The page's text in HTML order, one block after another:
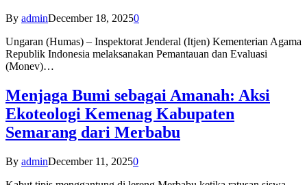
By adminDecember 18, 20250
Ungaran (Humas) – Inspektorat Jenderal (Itjen) Kementerian Agama
Republik Indonesia melaksanakan Pemantauan dan Evaluasi
(Monev)…
Menjaga Bumi sebagai Amanah: Aksi
Ekoteologi Kemenag Kabupaten
Semarang dari Merbabu
By adminDecember 11, 20250